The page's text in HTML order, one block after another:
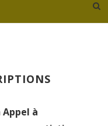
Appel à